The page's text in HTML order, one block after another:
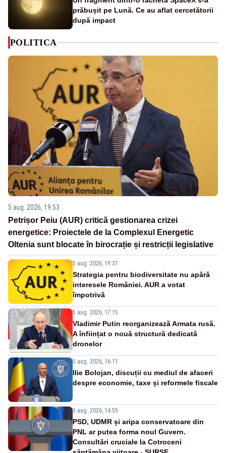
prăbușit pe Lună. Ce au aflat cercetătorii
după impact
POLITICA
5 aug. 2026, 19:53
Petrișor Peiu (AUR) critică gestionarea crizei
energetice: Proiectele de la Complexul Energetic
Oltenia sunt blocate în birocrație și restricții legislative
5 aug. 2026, 19:37
Strategia pentru biodiversitate nu apără
interesele României. AUR a votat
împotrivă
5 aug. 2026, 17:15
Vladimir Putin reorganizează Armata rusă.
A înființat o nouă structură dedicată
dronelor
5 aug. 2026, 16:11
Ilie Bolojan, discuții cu mediul de afaceri
despre economie, taxe și reformele fiscale
5 aug. 2026, 14:55
PSD, UDMR și aripa conservatoare din
PNL ar putea forma noul Guvern.
Consultări cruciale la Cotroceni